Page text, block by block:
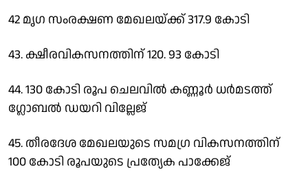
42 മൃഗ സംരക്ഷണ മേഖലയ്ക്ക് 317.9 കോടി
43. ക്ഷീരവികസനത്തിന് 120. 93 കോടി
44. 130 കോടി രൂപ ചെലവില്‍ കണ്ണൂര്‍ ധര്‍മടത്ത്
ഗ്ലോബല്‍ ഡയറി വില്ലേജ്
45. തീരദേശ മേഖലയുടെ സമഗ്ര വികസനത്തിന്
100 കോടി രൂപയുടെ പ്രത്യേക പാക്കേജ്